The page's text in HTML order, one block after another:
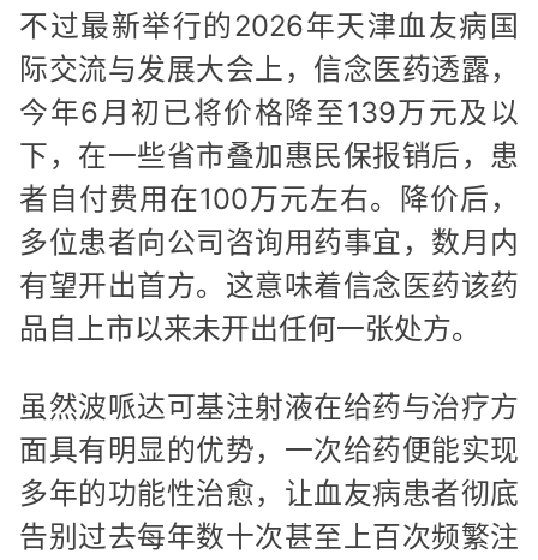
不过最新举行的2026年天津血友病国
际交流与发展大会上，信念医药透露，
今年6月初已将价格降至139万元及以
下，在一些省市叠加惠民保报销后，患
者自付费用在100万元左右。降价后，
多位患者向公司咨询用药事宜，数月内
有望开出首方。这意味着信念医药该药
品自上市以来未开出任何一张处方。
虽然波哌达可基注射液在给药与治疗方
面具有明显的优势，一次给药便能实现
多年的功能性治愈，让血友病患者彻底
告别过去每年数十次甚至上百次频繁注